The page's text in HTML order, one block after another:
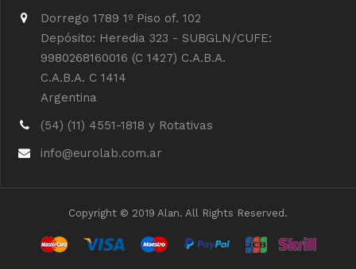
Dorrego 1789 1º Piso of. 102
Depósito: Heredia 323 - SUBGLN/CUFE:
9980268160016 (C 1427) C.A.B.A.
C.A.B.A. C 1414
Argentina
(54) (11) 4551-1818 y Rotativas
info@eurolab.com.ar
Copyright © 2019 Alan. All Rights Reserved.